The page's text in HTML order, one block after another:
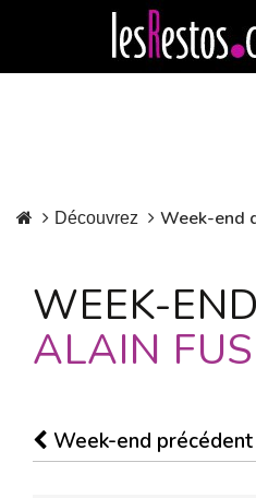
Découvrez Week-end
WEEK-
ALAIN
Week-end précédent